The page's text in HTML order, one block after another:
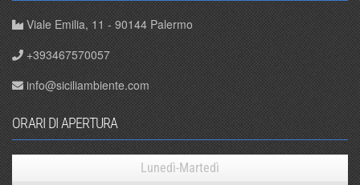
Viale Emilia, 11 - 90144 Palermo
+393467570057
info@siciliambiente.com
ORARI DI APERTURA
Lunedì-Martedì